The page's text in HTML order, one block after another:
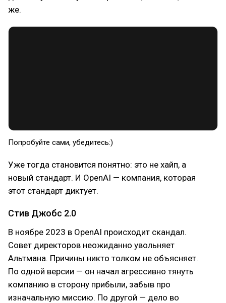
же.
Попробуйте сами, убедитесь:)
Уже тогда становится понятно: это не хайп, а
новый стандарт. И OpenAI — компания, которая
этот стандарт диктует.
Стив Джобс 2.0
В ноябре 2023 в OpenAI происходит скандал.
Совет директоров неожиданно увольняет
Альтмана. Причины никто толком не объясняет.
По одной версии — он начал агрессивно тянуть
компанию в сторону прибыли, забыв про
изначальную миссию. По другой — дело во